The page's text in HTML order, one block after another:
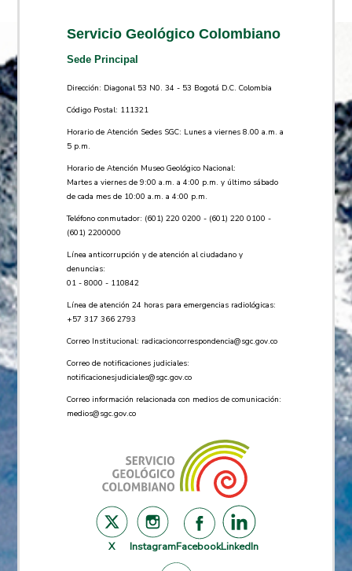
Servicio Geológico Colombiano
Sede Principal
Dirección: Diagonal 53 N0. 34 - 53 Bogotá D.C. Colombia
Código Postal: 111321
Horario de Atención Sedes SGC: Lunes a viernes 8.00 a.m. a
5 p.m.
Horario de Atención Museo Geológico Nacional:
Martes a viernes de 9:00 a.m. a 4:00 p.m. y último sábado
de cada mes de 10:00 a.m. a 4:00 p.m.
Teléfono conmutador: (601) 220 0200 - (601) 220 0100 -
(601) 2200000
Línea anticorrupción y de atención al ciudadano y
denuncias:
01 - 8000 - 110842
Línea de atención 24 horas para emergencias radiológicas:
+57 ​317 366 2793
Correo Institucional: radicacioncorrespondencia@sgc.gov.co
Correo de notificaciones judiciales:
notificacionesjudiciales@sgc.gov.co
Correo información relacionada con medios de comunicación:
medios@sgc.gov.co
X InstagramFacebookLinkedIn